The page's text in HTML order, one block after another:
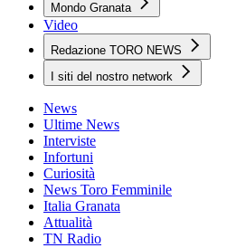
Mondo Granata
Video
Redazione TORO NEWS
I siti del nostro network
News
Ultime News
Interviste
Infortuni
Curiosità
News Toro Femminile
Italia Granata
Attualità
TN Radio